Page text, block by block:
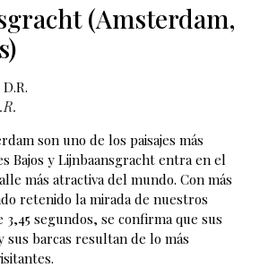
(Amsterdam,
son uno de los paisajes más
Bajos y Lijnbaansgracht entra en el
más atractiva del mundo. Con más
retenido la mirada de nuestros
segundos, se confirma que sus
sus barcas resultan de lo más